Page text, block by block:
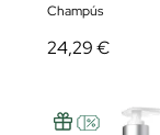
Champús
24,29 €